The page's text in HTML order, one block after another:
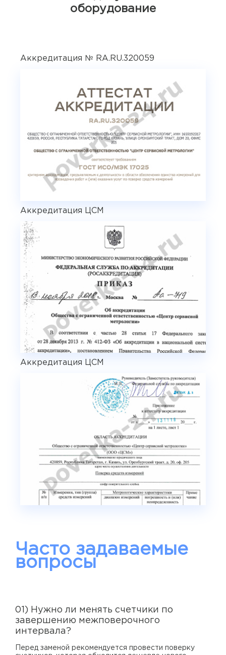
оборудование
Аккредитация № RA.RU.320059
Аккредитация ЦСМ
Аккредитация ЦСМ
Часто задаваемые
вопросы
01) Нужно ли менять счетчики по
завершению межповерочного
интервала?
Перед заменой рекомендуется провести поверку